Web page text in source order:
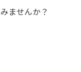
ませんか？